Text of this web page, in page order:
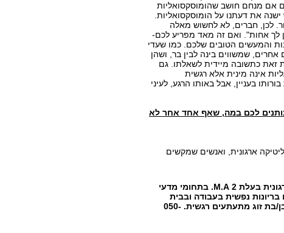
אם מנחם חושב שהומוסקסואליות
את דעתנו על הומוסקסואליות.
לכן, חברים, לא לחשוש מאלה
לך אחות". ואם זה מאד מפריע לכם-
והמעשים הטובים שלכם. כמו שעדי
שמשווים בינה לבין בר, ושהן
זאת כתשובה מיידית לשאלתו. גם
אינה מינית אלא רגשית
בעניין, אבל באותו הרגע, לעיני
לכם במה, שאף אחד אחר לא
ארגונית, ואנשים שמקשים
הכותבת היא עדית ג'אנה- יועצת ארגונית בעלת 2 M.A. בתחומי מדעי
נפשית בעבודה ובבית
הספר, וכן תומכת במתמודדים עם בן/בת זוג מתעתעים רגשית. 050-